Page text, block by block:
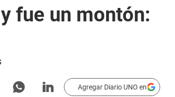
fue un montón:
Agregar Diario UNO en